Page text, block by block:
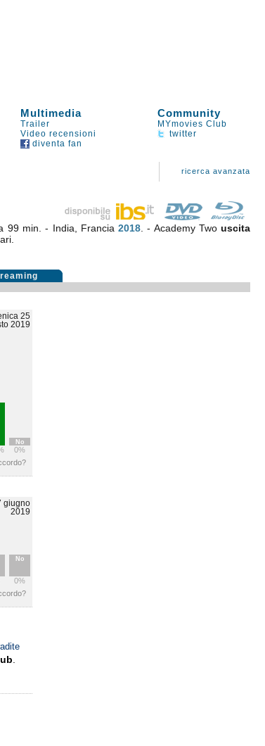
Multimedia Community
Trailer
MYmovies Club
Video recensioni
twitter
diventa fan
ricerca avanzata
99 min. - India, Francia2018 . - Academy Twouscita
25
2019
No
0%
giugno
2019
No
0%